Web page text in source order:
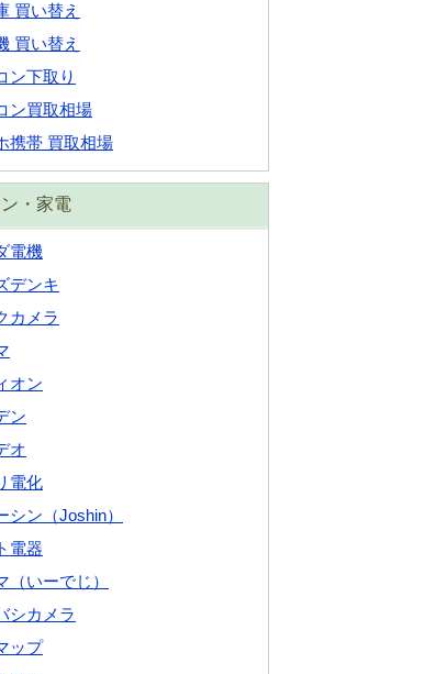
買い替え
買い替え
ン下取り
ン買取相場
携帯 買取相場
・家電
電機
デンキ
カメラ
オン
ン
オ
電化
シン（Joshin）
電器
（いーでじ）
シカメラ
ップ